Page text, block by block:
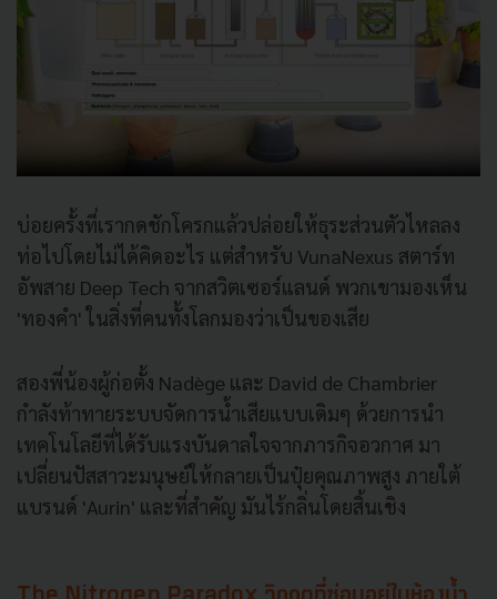
บ่อยครั้งที่เรากดชักโครกแล้วปล่อยให้ธุระส่วนตัวไหลลง
ท่อไปโดยไม่ได้คิดอะไร แต่สำหรับ VunaNexus สตาร์ท
อัพสาย Deep Tech จากสวิตเซอร์แลนด์ พวกเขามองเห็น
'ทองคำ' ในสิ่งที่คนทั้งโลกมองว่าเป็นของเสีย
สองพี่น้องผู้ก่อตั้ง Nadège และ David de Chambrier
กำลังท้าทายระบบจัดการน้ำเสียแบบเดิมๆ ด้วยการนำ
เทคโนโลยีที่ได้รับแรงบันดาลใจจากภารกิจอวกาศ มา
เปลี่ยนปัสสาวะมนุษย์ให้กลายเป็นปุ๋ยคุณภาพสูง ภายใต้
แบรนด์ 'Aurin' และที่สำคัญ มันไร้กลิ่นโดยสิ้นเชิง